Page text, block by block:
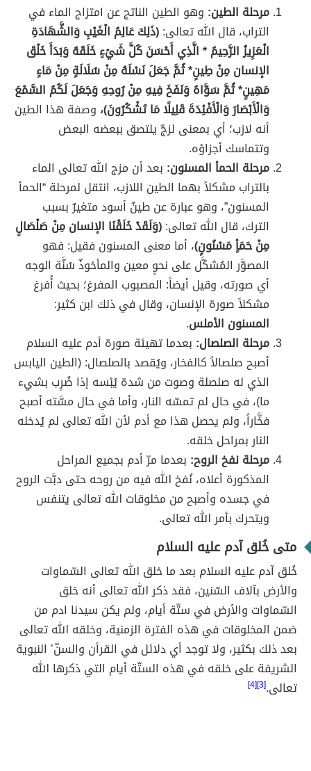
مرحلة الطين: وهو الطين الناتج عن امتزاج الماء في
التراب، قال الله تعالى:﴿ذَلِكَ عَالِمُ الْغَيْبِ وَالشَّهَادَةِ
الْعَزِيزُ الرَّحِيمُ * الَّذِي أَحْسَنَ كُلَّ شَيْءٍ خَلَقَهُ وَبَدَأَ خَلْقَ
الإنسان مِنْ طِينٍ* ثُمَّ جَعَلَ نَسْلَهُ مِنْ سُلَالَةٍ مِنْ مَاءٍ
مَهِينٍ* ثُمَّ سَوَّاهُ وَنَفَخَ فِيهِ مِنْ رُوحِهِ وَجَعَلَ لَكُمُ السَّمْعَ
وَالْأَبْصَارَ وَالْأَفْئِدَةَ قَلِيلًا مَا تَشْكُرُونَ﴾، وصفة هذا الطين
أنه لازب؛ أي بمعنى لزجٌ يلتصق ببعضه البعض
وتتماسك أجزاؤه.
مرحلة الحمأ المسنون: بعد أن مزج الله تعالى الماء
بالتراب مشكلاً بهما الطين اللازب، انتقل لمرحلة “الحمأ
المسنون”، وهو عبارة عن طينٌ أسود متغيرٌ بسبب
الترك، قال الله تعالى:﴿وَلَقَدْ خَلَقْنَا الإنسان مِنْ صَلْصَالٍ
مِنْ حَمَأٍ مَسْنُونٍ﴾، أما معنى المسنون فقيل: فهو
المصوَّر المُشكَّل على نحوٍ معين والمأخوذٌ سُنَّة الوجه
أي صورته، وقيل أيضاً: المصبوب المفرغ؛ بحيث أُفرغ
مشكلاً صورة الإنسان، وقال في ذلك ابن كثير:
المسنون الأملس.
مرحلة الصلصال: بعدما تهيئة صورة أدم عليه السلام
أصبح صلصالاً كالفخار، ويُقصد بالصلصال: (الطين اليابس
الذي له صلصلة وصوت من شدة يُبْسه إذا ضُرِب بشيء
ما)، في حال لم تمسّه النار، وأما في حال مسَّته أصبح
فخَّاراً، ولم يحصل هذا مع أدم لأن الله تعالى لم يُدخله
النار بمراحل خلقه.
مرحلة نفخ الروح: بعدما مرّ أدم بجميع المراحل
المذكورة أعلاه، نُفخ الله فيه من روحه حتى دبَّت الروح
في جسده وأصبح من مخلوقات الله تعالى يتنفس
ويتحرك بأمر الله تعالى.
متى خُلق آدم عليه السلام
خُلق آدم عليه السلام بعد ما خلق الله تعالى السّماوات
والأرض بآلاف السّنين، فقد ذكر الله تعالى أنه خلق
السّماوات والأرض في ستّة أيام، ولم يكن سيدنا ادم من
ضمن المخلوقات في هذه الفترة الزمنية، وخلقه الله تعالى
بعد ذلك بكثير، ولا توجد أي دلائل في القرأن والسنّ’ النبوية
الشريفة على خلقه في هذه الستّة أيام التي ذكرها الله
تعالى.[3][4]